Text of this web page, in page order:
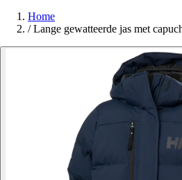
Home
/ Lange gewatteerde jas met